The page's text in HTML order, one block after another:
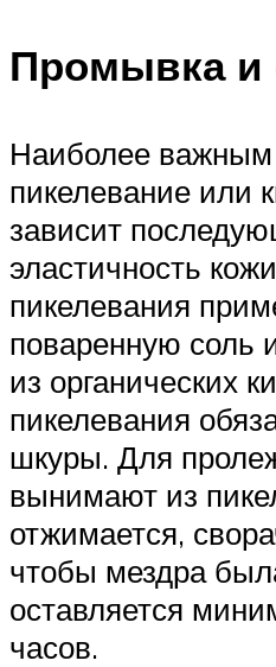
Промывка и
Наиболее важным
пикелевание или
зависит
эластичность
пикелевания
поваренную соль
из органических
пикелевания
шкуры. Для
вынимают из
отжимается,
чтобы мездра
оставляется
часов.